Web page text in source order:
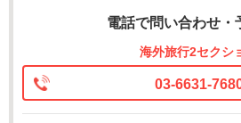
電話で問い合わせ・
海外旅行2セクシ
03-6631-